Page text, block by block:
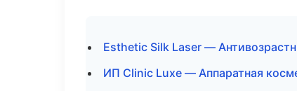
Esthetic Silk Laser —
ИП Clinic Luxe — Аппаратная